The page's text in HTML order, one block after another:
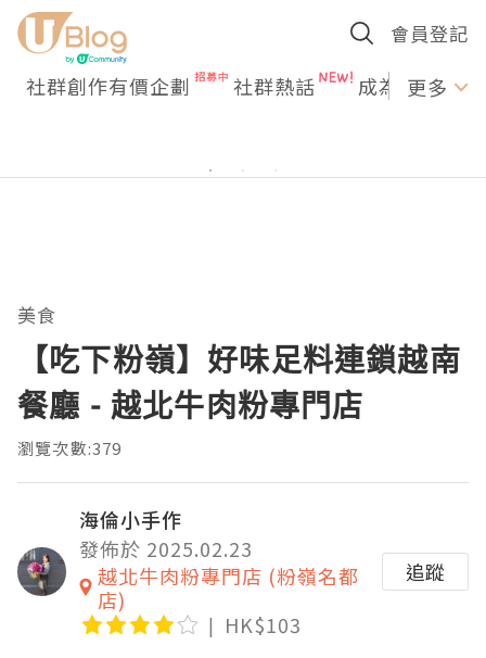
會員登記
社群創作有價企劃 社群熱話 成為U更多
美食
【吃下粉嶺】好味足料連鎖越南
餐廳 - 越北牛肉粉專門店
瀏覽次數:379
海倫小手作
發佈於 2025.02.23
越北牛肉粉專門店 (粉嶺名都
店)
HK$103
追蹤